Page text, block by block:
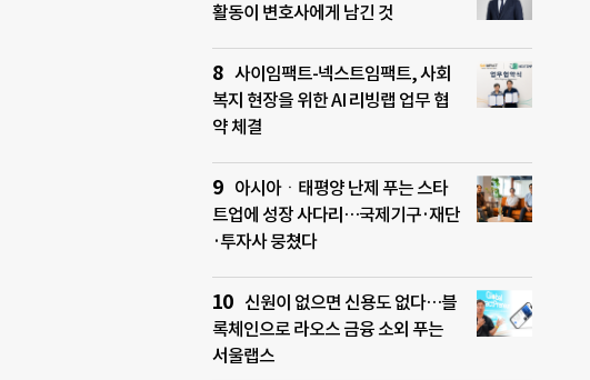
활동이 변호사에게 남긴 것
사이임팩트-넥스트임팩트, 사회
복지 현장을 위한 AI 리빙랩 업무 협
약 체결
아시아ㆍ태평양 난제 푸는 스타
트업에 성장 사다리…국제기구·재단
·투자사 뭉쳤다
신원이 없으면 신용도 없다…블
록체인으로 라오스 금융 소외 푸는
서울랩스